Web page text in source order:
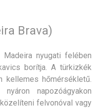
Brava)
nyugati felében
borítja. A türkizkék
hőmérsékletű.
napozóágyakon
felvonóval vagy